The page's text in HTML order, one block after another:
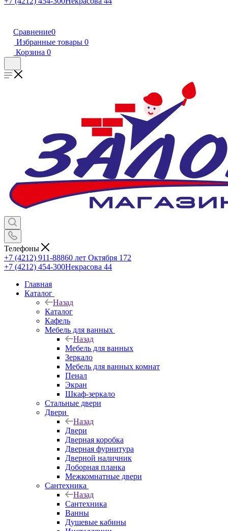
Сравнение0
Избранные товары 0
Корзина 0
Телефоны
+7 (4212) 911-88860 лет Октября 172
+7 (4212) 454-300Некрасова 44
Главная
Каталог
Назад
Каталог
Кафель
Мебель для ванных
Назад
Мебель для ванных
Зеркало
Мебель для ванных комнат
Пенал
Экран
Шкаф-зеркало
Стальные двери
Двери
Назад
Двери
Дверная коробка
Дверная фурнитура
Дверной наличник
Доборная планка
Межкомнатные двери
Сантехника
Назад
Сантехника
Ванны
Душевые кабины